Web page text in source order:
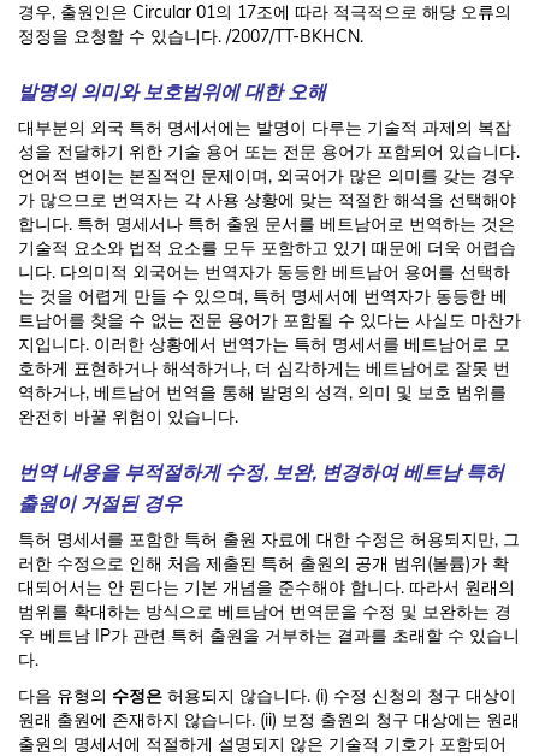
경우, 출원인은 Circular 01의 17조에 따라 적극적으로 해당 오류의
정정을 요청할 수 있습니다. /2007/TT-BKHCN.
발명의 의미와 보호범위에 대한 오해
대부분의 외국 특허 명세서에는 발명이 다루는 기술적 과제의 복잡
성을 전달하기 위한 기술 용어 또는 전문 용어가 포함되어 있습니다.
언어적 변이는 본질적인 문제이며, 외국어가 많은 의미를 갖는 경우
가 많으므로 번역자는 각 사용 상황에 맞는 적절한 해석을 선택해야
합니다. 특허 명세서나 특허 출원 문서를 베트남어로 번역하는 것은
기술적 요소와 법적 요소를 모두 포함하고 있기 때문에 더욱 어렵습
니다. 다의미적 외국어는 번역자가 동등한 베트남어 용어를 선택하
는 것을 어렵게 만들 수 있으며, 특허 명세서에 번역자가 동등한 베
트남어를 찾을 수 없는 전문 용어가 포함될 수 있다는 사실도 마찬가
지입니다. 이러한 상황에서 번역가는 특허 명세서를 베트남어로 모
호하게 표현하거나 해석하거나, 더 심각하게는 베트남어로 잘못 번
역하거나, 베트남어 번역을 통해 발명의 성격, 의미 및 보호 범위를
완전히 바꿀 위험이 있습니다.
번역 내용을 부적절하게 수정, 보완, 변경하여 베트남 특허
출원이 거절된 경우
특허 명세서를 포함한 특허 출원 자료에 대한 수정은 허용되지만, 그
러한 수정으로 인해 처음 제출된 특허 출원의 공개 범위(볼륨)가 확
대되어서는 안 된다는 기본 개념을 준수해야 합니다. 따라서 원래의
범위를 확대하는 방식으로 베트남어 번역문을 수정 및 보완하는 경
우 베트남 IP가 관련 특허 출원을 거부하는 결과를 초래할 수 있습니
다.
다음 유형의 수정은 허용되지 않습니다. (i) 수정 신청의 청구 대상이
원래 출원에 존재하지 않습니다. (ii) 보정 출원의 청구 대상에는 원래
출원의 명세서에 적절하게 설명되지 않은 기술적 기호가 포함되어